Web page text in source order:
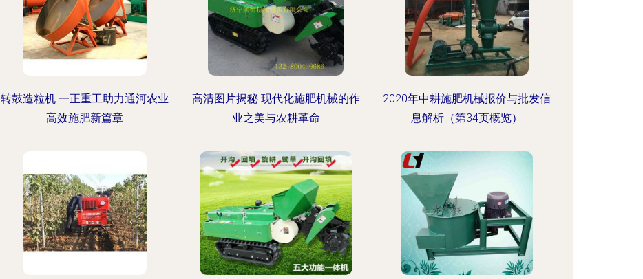
转鼓造粒机 一正重工助力通河农业
高效施肥新篇章
高清图片揭秘 现代化施肥机械的作
业之美与农耕革命
2020年中耕施肥机械报价与批发信
息解析（第34页概览）